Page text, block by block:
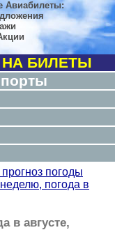
Авиабилеты:
БИЛЕТЫ
погоды
погода в
в августе,